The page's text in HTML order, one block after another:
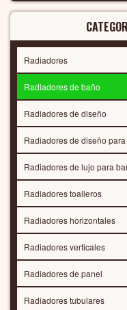
Radiadores
Radiadores de baño
Radiadores de diseño
Radiadores de diseño
Radiadores de lujo para
Radiadores toalleros
Radiadores horizontales
Radiadores verticales
Radiadores de panel
Radiadores tubulares